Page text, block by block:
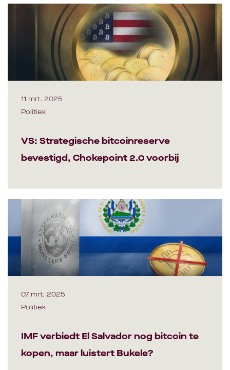
11 mrt. 2025
Politiek
VS: Strategische bitcoinreserve
bevestigd, Chokepoint 2.0 voorbij
07 mrt. 2025
Politiek
IMF verbiedt El Salvador nog bitcoin te
kopen, maar luistert Bukele?